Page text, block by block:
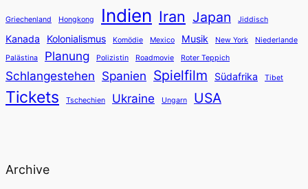
Griechenland Hongkong Indien Iran Japan Jiddisch
Kanada Kolonialismus Komödie Mexico Musik New York
Niederlande
Palästina
Planung Polizistin Roadmovie Roter Teppich
Schlangestehen Spanien Spielfilm Südafrika Tibet
Tickets Tschechien Ukraine Ungarn USA
Archive